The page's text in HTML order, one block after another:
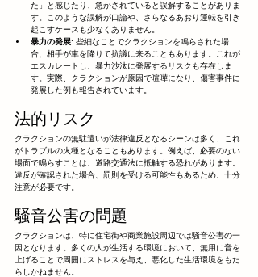
た」と感じたり、急かされていると誤解することがありま
す。このような誤解が口論や、さらなるあおり運転を引き
起こすケースも少なくありません。
暴力の発展: 些細なことでクラクションを鳴らされた場
合、相手が車を降りて抗議に来ることもあります。これが
エスカレートし、暴力沙汰に発展するリスクも存在しま
す。実際、クラクションが原因で喧嘩になり、傷害事件に
発展した例も報告されています。
法的リスク
クラクションの無駄遣いが法律違反となるシーンは多く、これ
がトラブルの火種となることもあります。例えば、必要のない
場面で鳴らすことは、道路交通法に抵触する恐れがあります。
違反が確認された場合、罰則を受ける可能性もあるため、十分
注意が必要です。
騒音公害の問題
クラクションは、特に住宅街や商業施設周辺では騒音公害の一
因となります。多くの人が生活する環境において、無用に音を
上げることで周囲にストレスを与え、悪化した生活環境をもた
らしかねません。